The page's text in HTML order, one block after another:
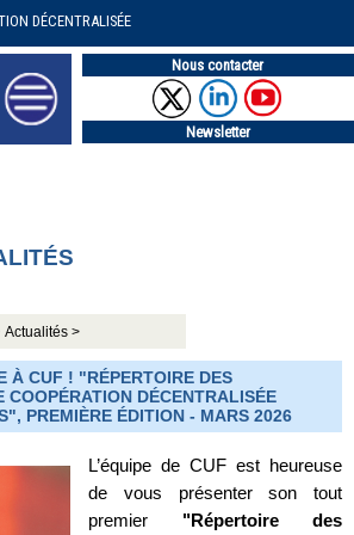
DÉCENTRALISÉE
Nous contacter
Newsletter
Actualités >
À CUF ! "RÉPERTOIRE DES
COOPÉRATION DÉCENTRALISÉE
PREMIÈRE ÉDITION - MARS 2026
L’équipe de CUF est heureuse
de vous présenter son tout
premier "Répertoire des